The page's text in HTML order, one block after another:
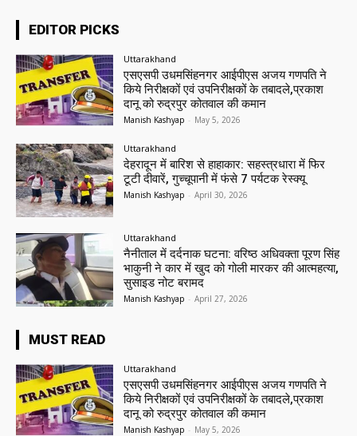
EDITOR PICKS
Uttarakhand
एसएसपी उधमसिंहनगर आईपीएस अजय गणपति ने
किये निरीक्षकों एवं उपनिरीक्षकों के तबादले,प्रकाश
दानू को रुद्रपुर कोतवाल की कमान
Manish Kashyap - May 5, 2026
Uttarakhand
देहरादून में बारिश से हाहाकार: सहस्त्रधारा में फिर
टूटी दीवारें, गुच्चूपानी में फंसे 7 पर्यटक रेस्क्यू
Manish Kashyap - April 30, 2026
Uttarakhand
नैनीताल में दर्दनाक घटना: वरिष्ठ अधिवक्ता पूरण सिंह
भाकुनी ने कार में खुद को गोली मारकर की आत्महत्या,
सुसाइड नोट बरामद
Manish Kashyap - April 27, 2026
MUST READ
Uttarakhand
एसएसपी उधमसिंहनगर आईपीएस अजय गणपति ने
किये निरीक्षकों एवं उपनिरीक्षकों के तबादले,प्रकाश
दानू को रुद्रपुर कोतवाल की कमान
Manish Kashyap - May 5, 2026